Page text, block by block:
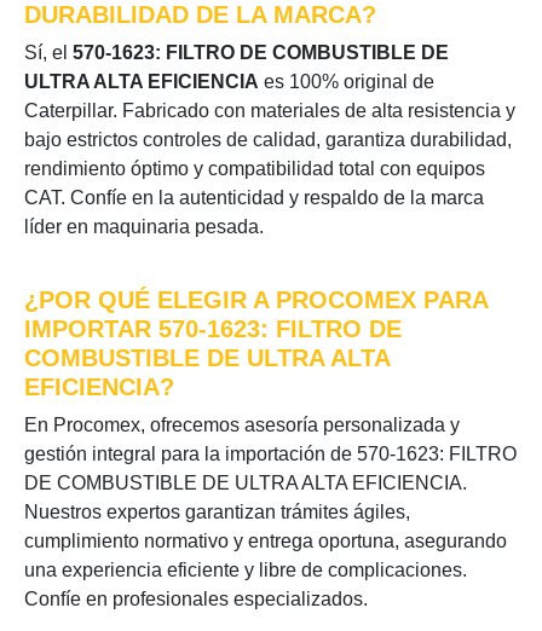
DURABILIDAD DE LA MARCA?
Sí, el 570-1623: FILTRO DE COMBUSTIBLE DE
ULTRA ALTA EFICIENCIA es 100% original de
Caterpillar. Fabricado con materiales de alta resistencia y
bajo estrictos controles de calidad, garantiza durabilidad,
rendimiento óptimo y compatibilidad total con equipos
CAT. Confíe en la autenticidad y respaldo de la marca
líder en maquinaria pesada.
¿POR QUÉ ELEGIR A PROCOMEX PARA
IMPORTAR 570-1623: FILTRO DE
COMBUSTIBLE DE ULTRA ALTA
EFICIENCIA?
En Procomex, ofrecemos asesoría personalizada y
gestión integral para la importación de 570-1623: FILTRO
DE COMBUSTIBLE DE ULTRA ALTA EFICIENCIA.
Nuestros expertos garantizan trámites ágiles,
cumplimiento normativo y entrega oportuna, asegurando
una experiencia eficiente y libre de complicaciones.
Confíe en profesionales especializados.